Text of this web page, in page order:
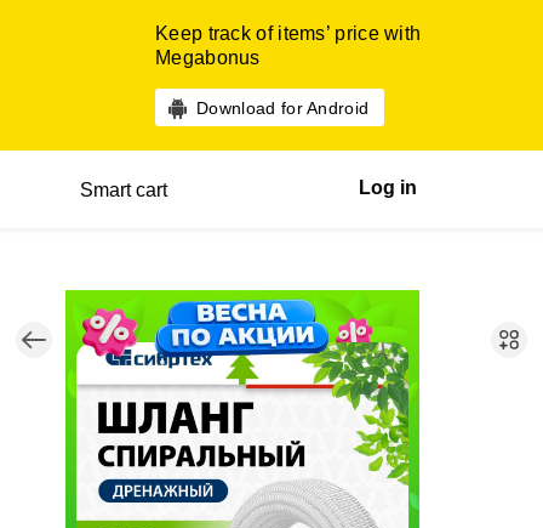
Keep track of items’ price with
Megabonus
Download for Android
Smart cart Log in